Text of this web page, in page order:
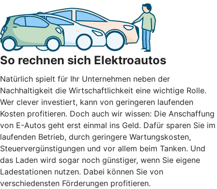
So rechnen sich Elektroautos
Natürlich spielt für Ihr Unternehmen neben der
Nachhaltigkeit die Wirtschaftlichkeit eine wichtige Rolle.
Wer clever investiert, kann von geringeren laufenden
Kosten profitieren. Doch auch wir wissen: Die Anschaffung
von E-Autos geht erst einmal ins Geld. Dafür sparen Sie im
laufenden Betrieb, durch geringere Wartungskosten,
Steuervergünstigungen und vor allem beim Tanken. Und
das Laden wird sogar noch günstiger, wenn Sie eigene
Ladestationen nutzen. Dabei können Sie von
verschiedensten Förderungen profitieren.